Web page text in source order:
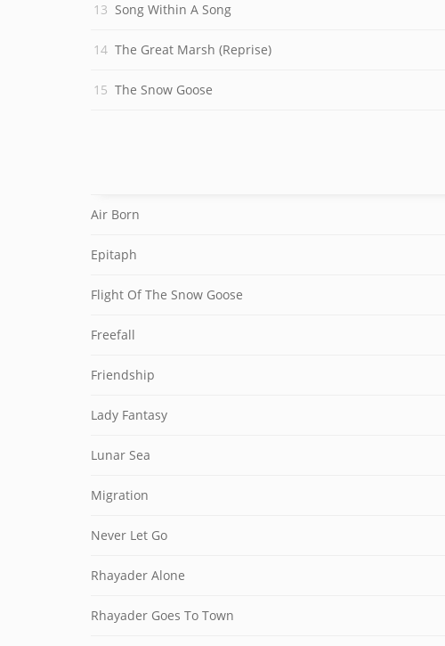
Song Within A Song
The Great Marsh (Reprise)
The Snow Goose
Air Born
Epitaph
Flight Of The Snow Goose
Freefall
Friendship
Lady Fantasy
Lunar Sea
Migration
Never Let Go
Rhayader Alone
Rhayader Goes To Town